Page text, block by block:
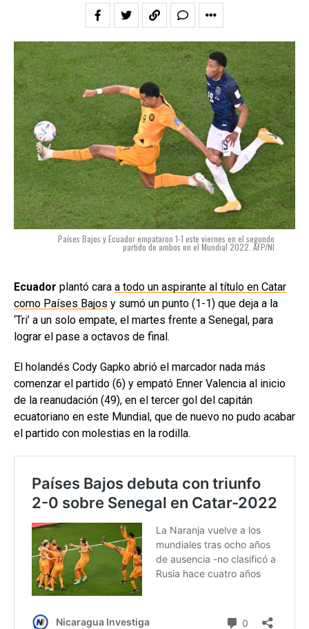
Países Bajos y Ecuador empataron 1-1 este viernes en el segundo
partido de ambos en el Mundial 2022. AFP/NI
Ecuador plantó cara a todo un aspirante al título en Catar
como Países Bajos y sumó un punto (1-1) que deja a la
‘Tri’ a un solo empate, el martes frente a Senegal, para
lograr el pase a octavos de final.
El holandés Cody Gapko abrió el marcador nada más
comenzar el partido (6) y empató Enner Valencia al inicio
de la reanudación (49), en el tercer gol del capitán
ecuatoriano en este Mundial, que de nuevo no pudo acabar
el partido con molestias en la rodilla.